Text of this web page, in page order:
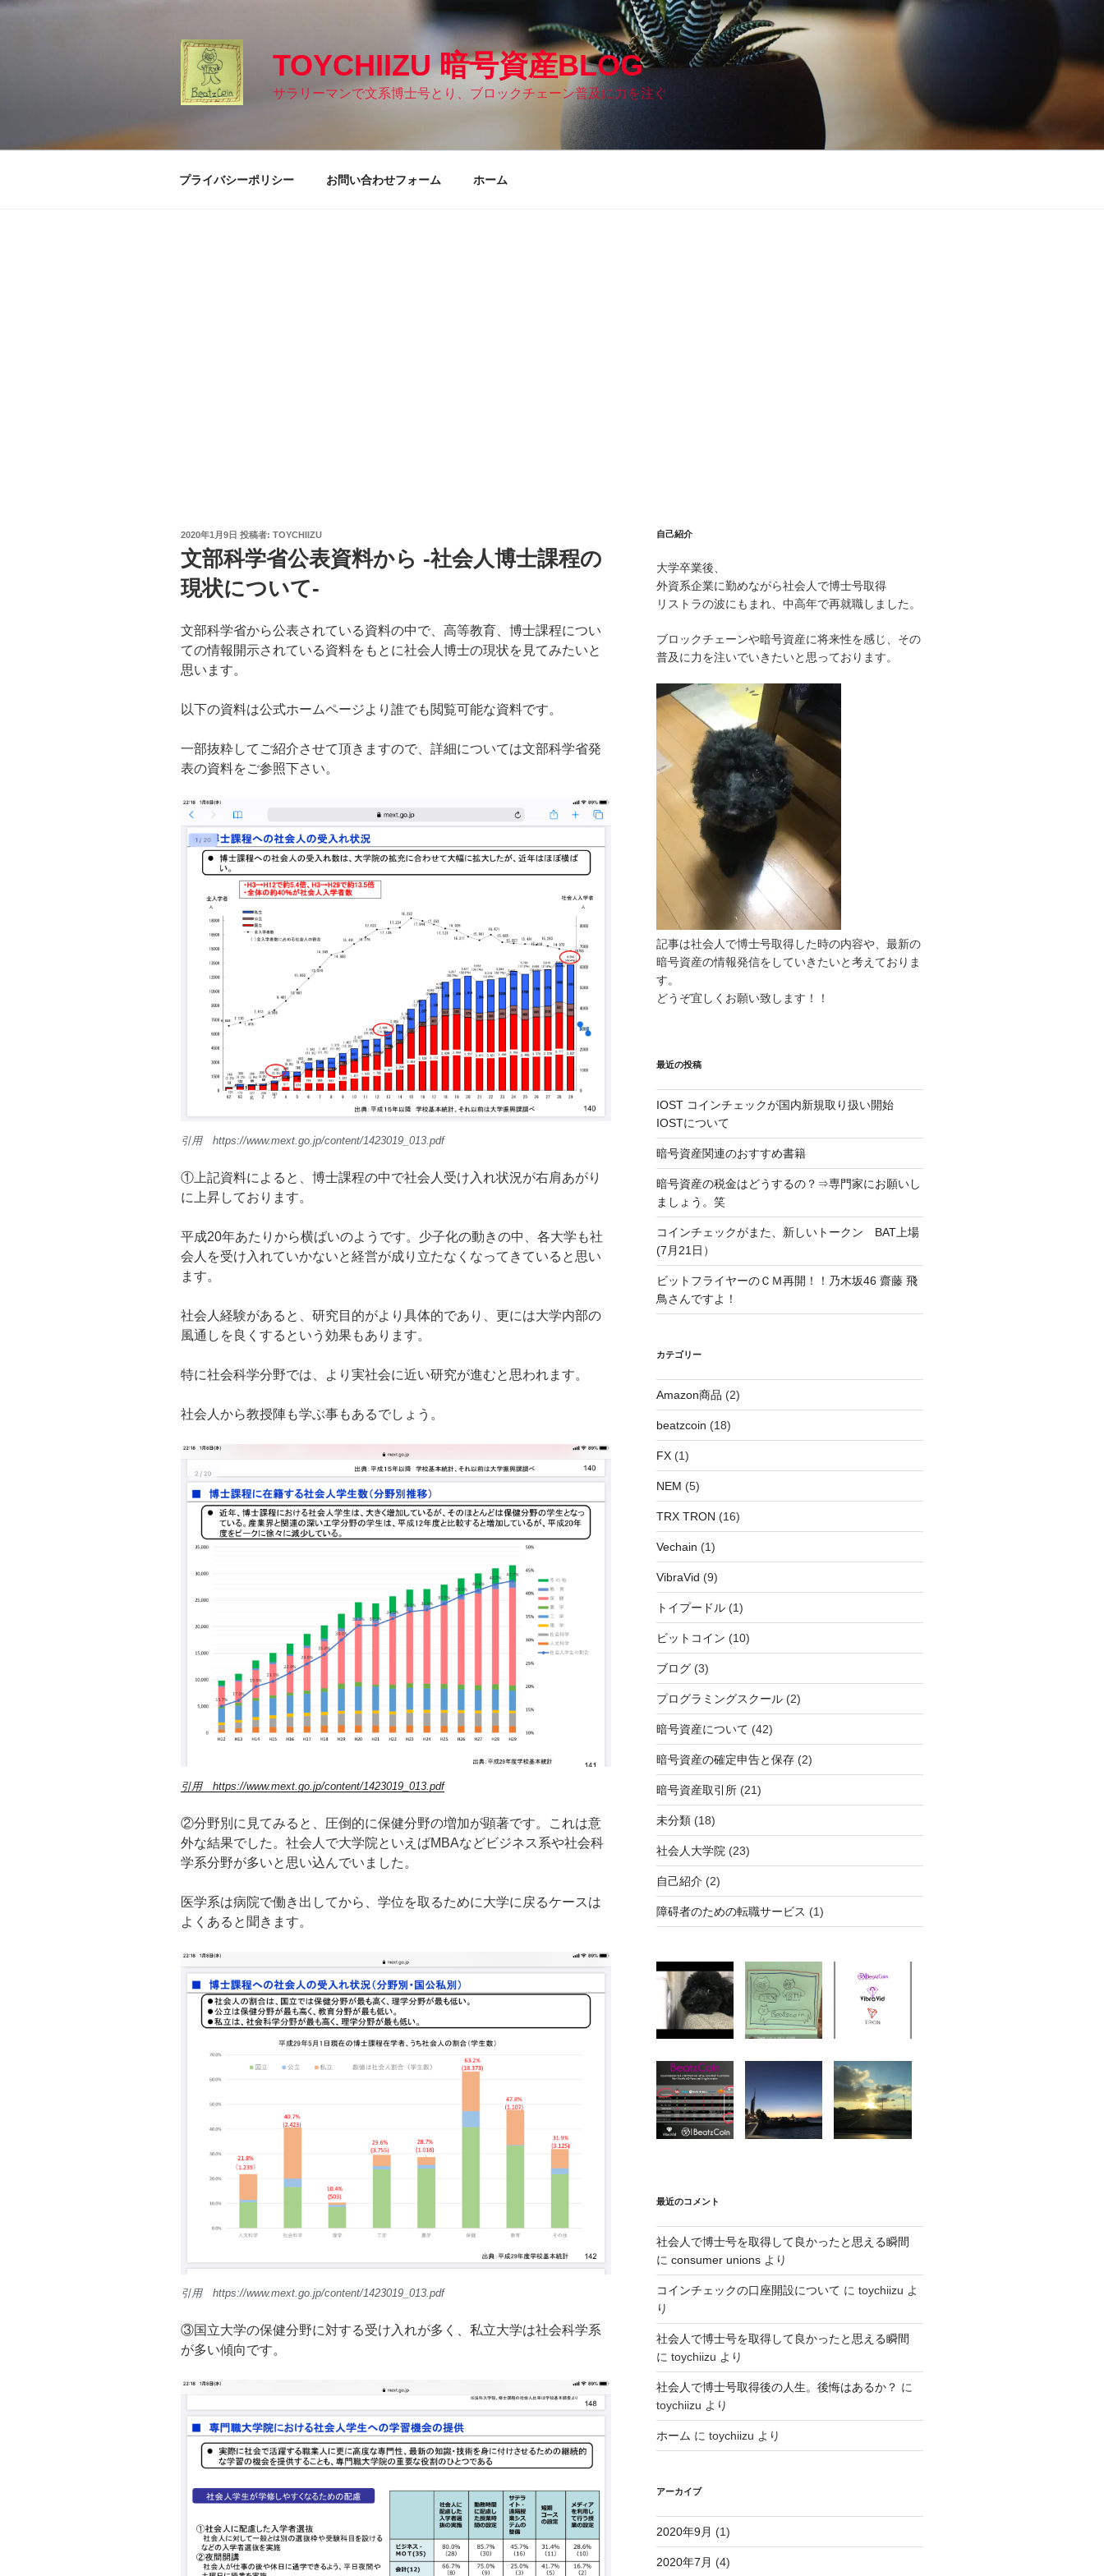
コ
キ
TOYCHIIZU 暗号資産BLOG
サラリーマンで文系博士号とり、ブロックチェーン普及に力を注ぐ
プライバシーポリシー お問い合わせフォーム ホーム
投
稿
日:
2020年1月9日 投稿者: TOYCHIIZU
文部科学省公表資料から -社会人博士課程の
現状について-
文部科学省から公表されている資料の中で、高等教育、博士課程につい
ての情報開示されている資料をもとに社会人博士の現状を見てみたいと
思います。
以下の資料は公式ホームページより誰でも閲覧可能な資料です。
一部抜粋してご紹介させて頂きますので、詳細については文部科学省発
表の資料をご参照下さい。
引用 https://www.mext.go.jp/content/1423019_013.pdf
①上記資料によると、博士課程の中で社会人受け入れ状況が右肩あがり
に上昇しております。
平成20年あたりから横ばいのようです。少子化の動きの中、各大学も社
会人を受け入れていかないと経営が成り立たなくなってきていると思い
ます。
社会人経験があると、研究目的がより具体的であり、更には大学内部の
風通しを良くするという効果もあります。
特に社会科学分野では、より実社会に近い研究が進むと思われます。
社会人から教授陣も学ぶ事もあるでしょう。
引用 https://www.mext.go.jp/content/1423019_013.pdf
②分野別に見てみると、圧倒的に保健分野の増加が顕著です。これは意
外な結果でした。社会人で大学院といえばMBAなどビジネス系や社会科
学系分野が多いと思い込んでいました。
医学系は病院で働き出してから、学位を取るために大学に戻るケースは
よくあると聞きます。
引用 https://www.mext.go.jp/content/1423019_013.pdf
③国立大学の保健分野に対する受け入れが多く、私立大学は社会科学系
が多い傾向です。
自己紹介
大学卒業後、
外資系企業に勤めながら社会人で博士号取得
リストラの波にもまれ、中高年で再就職しました。
ブロックチェーンや暗号資産に将来性を感じ、その
普及に力を注いでいきたいと思っております。
記事は社会人で博士号取得した時の内容や、最新の
暗号資産の情報発信をしていきたいと考えておりま
す。
どうぞ宜しくお願い致します！！
最近の投稿
IOST コインチェックが国内新規取り扱い開始
IOSTについて
暗号資産関連のおすすめ書籍
暗号資産の税金はどうするの？⇒専門家にお願いし
ましょう。笑
コインチェックがまた、新しいトークン BAT上場
(7月21日）
ビットフライヤーのＣＭ再開！！乃木坂46 齋藤 飛
鳥さんですよ！
カテゴリー
Amazon商品 (2)
beatzcoin (18)
FX(1)
NEM (5)
TRX TRON (16)
Vechain (1)
VibraVid (9)
トイプードル(1)
ビットコイン (10)
ブログ(3)
プログラミングスクール(2)
暗号資産について (42)
暗号資産の確定申告と保存(2)
暗号資産取引所(21)
未分類(18)
社会人大学院 (23)
自己紹介 (2)
障碍者のための転職サービス (1)
最近のコメント
社会人で博士号を取得して良かったと思える瞬間
に consumer unionsより
コインチェックの口座開設について に toychiizu よ
り
社会人で博士号を取得して良かったと思える瞬間
に toychiizu より
社会人で博士号取得後の人生。後悔はあるか？ に
toychiizu より
ホーム に toychiizu より
アーカイブ
2020年9月 (1)
2020年7月 (4)